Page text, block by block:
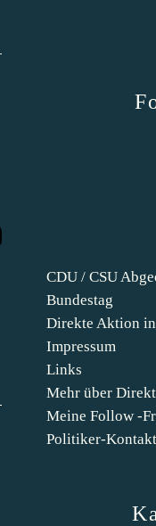
CDU / CSU
Bundestag
Direkte Aktion
Impressum
Links
Mehr über
Meine Follow -
Politiker-